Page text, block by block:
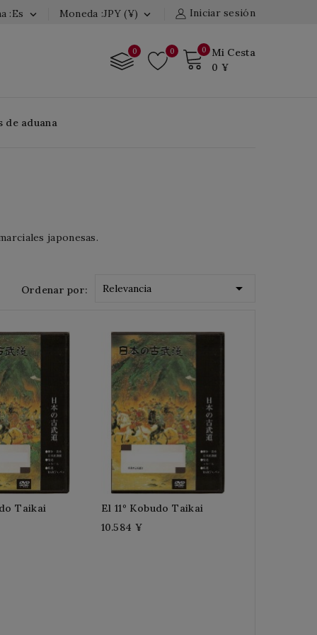
Iniciar sesión
Moneda :JPY (¥) 
:es 
0
Mi Cesta
0 ¥
0
0
de aduana
japonesas.
Ordenar por: Relevancia 
Taikai
El 11º Kobudo Taikai
10.584 ¥